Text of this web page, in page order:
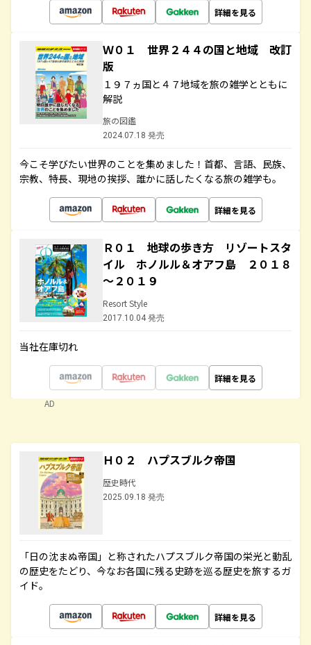
詳細を見る
Ｗ０１ 世界２４４の国と地域 改訂
版
１９７ヵ国と４７地域を旅の雑学とともに
解説
旅の図鑑
2024.07.18 発売
今こそ学びたい世界のことを集めました！首都、言語、民族、
宗教、特長、現地の挨拶、誰かに話したくなる旅の雑学も。
詳細を見る
Ｒ０１ 地球の歩き方 リゾートスタ
イル ホノルル＆オアフ島 ２０１８
～２０１９
Resort Style
2017.10.04 発売
当社在庫切れ
詳細を見る
AD
Ｈ０２ ハプスブルク帝国
歴史時代
2025.09.18 発売
「日の沈まぬ帝国」と称されたハプスブルク帝国の栄光と動乱
の歴史をたどり、今なお各国に残る史跡を巡る歴史を旅するガ
イド。
詳細を見る